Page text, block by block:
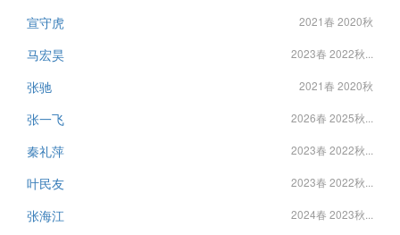
宣守虎 2021春 2020秋
马宏昊 2023春 2022秋...
张驰 2021春 2020秋
张一飞 2026春 2025秋...
秦礼萍 2023春 2022秋...
叶民友 2023春 2022秋...
张海江 2024春 2023秋...